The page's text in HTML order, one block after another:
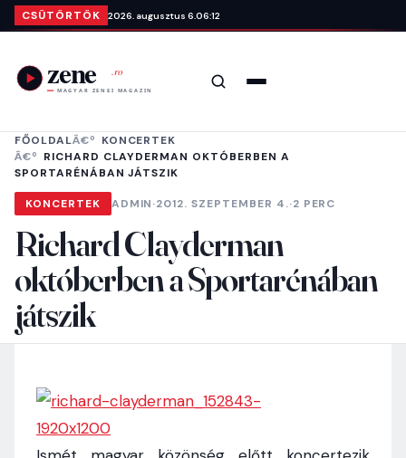
Ugrás a tartalomra
CSÜTÖRTÖK 2026. augusztus 6. 06:12
Keresés
FŐOLDAL
KONCERTEK
RICHARD CLAYDERMAN OKTÓBERBEN A
SPORTARÉNÁBAN JÁTSZIK
KONCERTEK ADMIN·2012. SZEPTEMBER 4.·2 PERC
Richard Clayderman
októberben a Sportarénában
játszik